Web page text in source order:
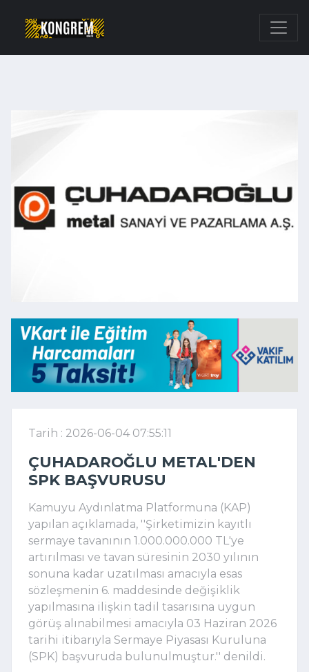
Tarih : 2026-06-04 07:55:11
ÇUHADAROĞLU METAL'DEN
SPK BAŞVURUSU
Kamuyu Aydınlatma Platformuna (KAP)
yapılan açıklamada, ''Şirketimizin kayıtlı
sermaye tavanının 1.000.000.000 TL'ye
artırılması ve tavan süresinin 2030 yılının
sonuna kadar uzatılması amacıyla esas
sözleşmenin 6. maddesinde değişiklik
yapılmasına ilişkin tadil tasarısına uygun
görüş alınabilmesi amacıyla 03 Haziran 2026
tarihi itibarıyla Sermaye Piyasası Kuruluna
(SPK) başvuruda bulunulmuştur.'' denildi.